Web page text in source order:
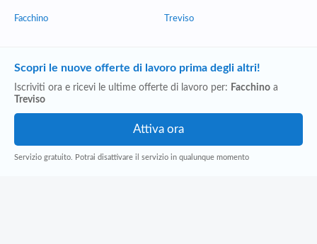
Facchino Treviso
Scopri le nuove offerte di lavoro prima degli altri!
Iscriviti ora e ricevi le ultime offerte di lavoro per: Facchino a
Treviso
Servizio gratuito. Potrai disattivare il servizio in qualunque momento